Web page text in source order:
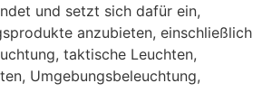
und setzt sich dafür ein,
anzubieten, einschließlich
taktische Leuchten,
Umgebungsbeleuchtung,